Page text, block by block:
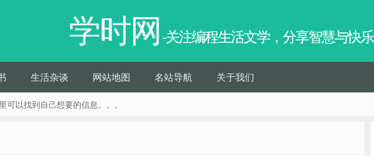
学时网 -关注编程生活文学，分享智慧与快乐
生活杂谈 网站地图 名站导航 关于我们
以找到自己想要的信息。。。